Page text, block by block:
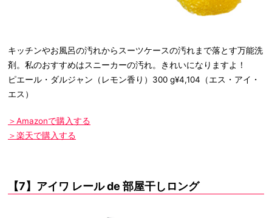
キッチンやお風呂の汚れからスーツケースの汚れまで落とす万能洗
剤。私のおすすめはスニーカーの汚れ。きれいになりますよ！
ピエール・ダルジャン（レモン香り）300 g¥4,104（エス・アイ・
エス）
＞Amazonで購入する
＞楽天で購入する
【7】アイワ レール de 部屋干しロング